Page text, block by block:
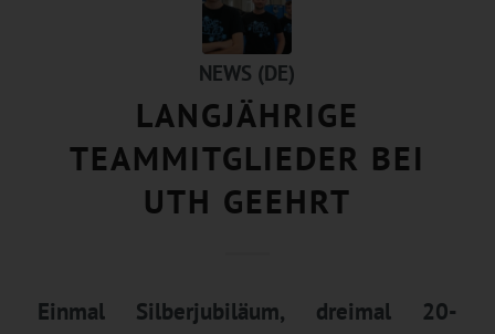
NEWS (DE)
LANGJÄHRIGE
TEAMMITGLIEDER BEI
UTH GEEHRT
Einmal Silberjubiläum, dreimal 20-